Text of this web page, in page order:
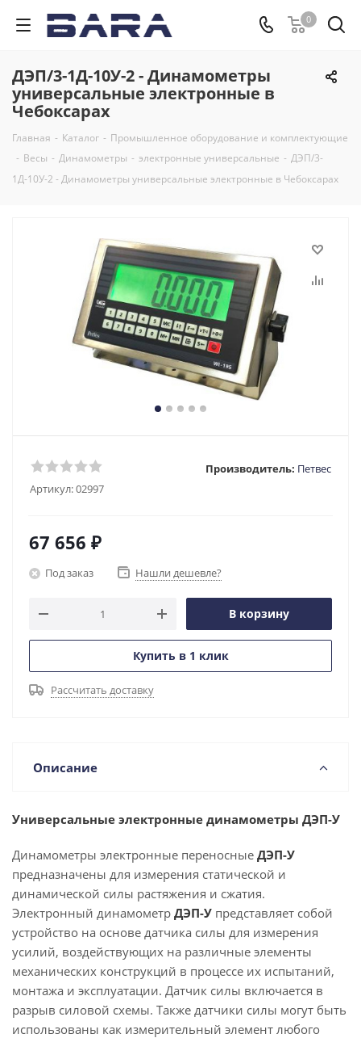
0
ДЭП/3-1Д-10У-2 - Динамометры
универсальные электронные в
Чебоксарах
Главная - Каталог - Промышленное оборудование и комплектующие
- Весы - Динамометры - электронные универсальные - ДЭП/3-
1Д-10У-2 - Динамометры универсальные электронные в Чебоксарах
Артикул:02997
Производитель: Петвес
67 656 ₽
Под заказ Нашли дешевле?
В корзину
Купить в 1 клик
Рассчитать доставку
Описание
Универсальные электронные динамометры ДЭП-У
Динамометры электронные переносные ДЭП-У
предназначены для измерения статической и
динамической силы растяжения и сжатия.
Электронный динамометр ДЭП-У представляет собой
устройство на основе датчика силы для измерения
усилий, воздействующих на различные элементы
механических конструкций в процессе их испытаний,
монтажа и эксплуатации. Датчик силы включается в
разрыв силовой схемы. Также датчики силы могут быть
использованы как измерительный элемент любого